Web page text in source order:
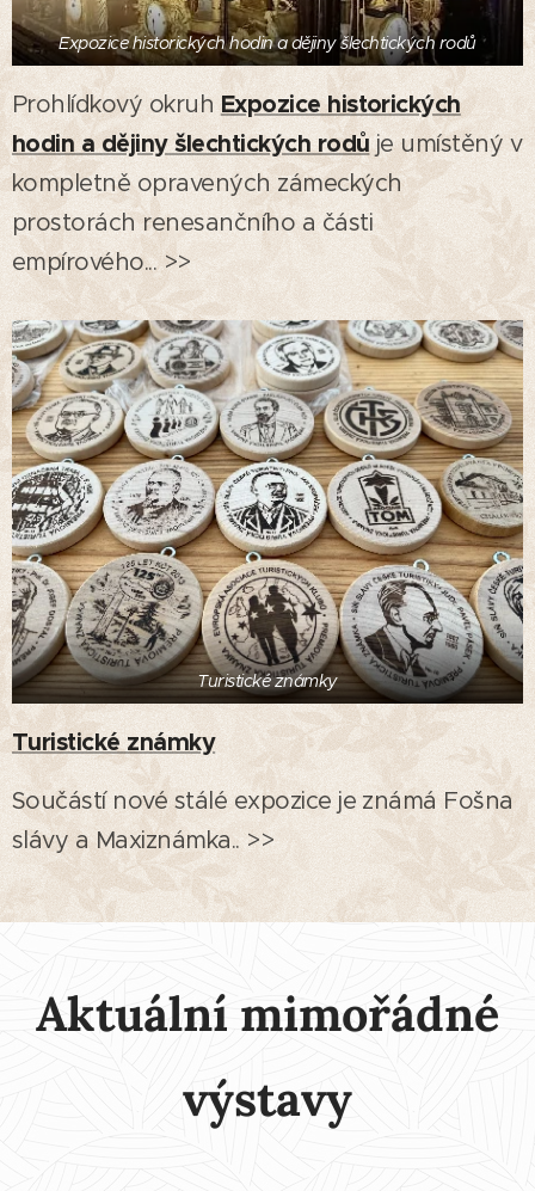
Expozice historických hodin a dějiny šlechtických rodů
Prohlídkový okruh Expozice historických
hodin a dějiny šlechtických rodů je umístěný v
kompletně opravených zámeckých
prostorách renesančního a části
empírového... >>
Turistické známky
Turistické známky
Součástí nové stálé expozice je známá Fošna
slávy a Maxiznámka.. >>
Aktuální mimořádné
výstavy